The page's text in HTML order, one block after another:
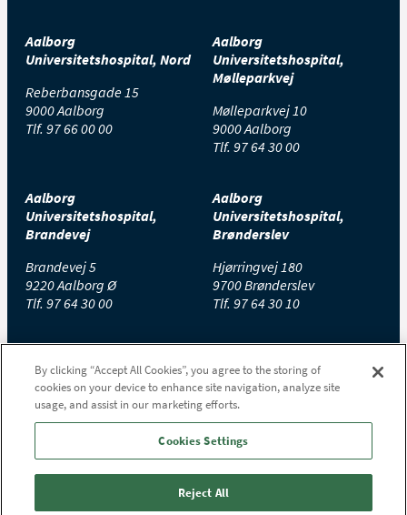
Aalborg
Universitetshospital, Nord
Reberbansgade 15
9000 Aalborg
Tlf. 97 66 00 00
Aalborg
Universitetshospital,
Mølleparkvej
Mølleparkvej 10
9000 Aalborg
Tlf. 97 64 30 00
Aalborg
Universitetshospital,
Brandevej
Brandevej 5
9220 Aalborg Ø
Tlf. 97 64 30 00
Aalborg
Universitetshospital,
Brønderslev
Hjørringvej 180
9700 Brønderslev
Tlf. 97 64 30 10
Universitetshospital,
Farsø
Højgårdsvej 11
Tlf.97 65 30 00
Universitetshospital,
Hobro
Stolbjergvej 8
9500 Hobro
Tlf.97 65 20 00
Aalborg
By clicking “Accept All Cookies”, you agree to the storing of
cookies on your device to enhance site navigation, analyze site
usage, and assist in our marketing efforts.
Cookies Settings
Reject All